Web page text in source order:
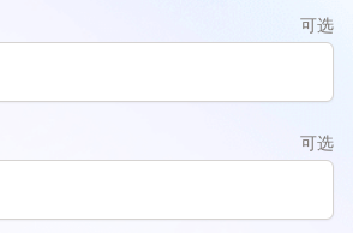
可选
可选